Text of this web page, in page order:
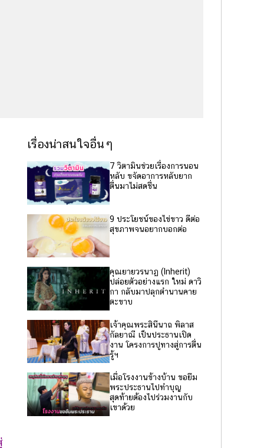
เรื่องน่าสนใจอื่นๆ
7 วิตามินช่วยเรื่องการนอน
หลับ ขจัดอาการหลับยาก
ตื่นมาไม่สดชื่น
9 ประโยชน์ของไข่ขาว ดีต่อ
สุขภาพจนอยากบอกต่อ
คุณยายวรนาฏ (Inherit)
ปล่อยตัวอย่างแรก ใหม่ ดาวิ
กา กลับมาปลุกตำนานคาย
ตะขาบ
เจ้าคุณพระสินีนาถ พิลาส
กัลยาณี เป็นประธานเปิด
งาน โครงการปูทางสู่การตื่น
รู้ฯ
เมื่อโรงงานข้างบ้าน ขอยืม
พระประธานไปทำบุญ
สุดท้ายต้องไปร่วมงานกับ
เขาด้วย